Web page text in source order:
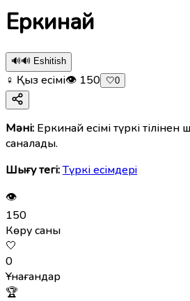
Еркинай
🔊🔊 Eshitish
♀ Қыз есімі👁 150 🤍0
Мәні: Еркинай есімі түркі
саналады.
Шығу тегі:Түркі есімдерi
👁
150
Көру саны
🤍
0
Ұнағандар
🏆